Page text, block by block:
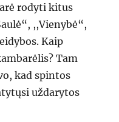
rodyti kitus
,,Vienybė“,
Kaip
Tam
kad spintos
uždarytos